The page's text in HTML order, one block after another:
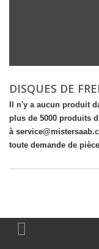
DISQUES DE
Il n'y a aucun produit
plus de 5000 produits
à
toute demande de